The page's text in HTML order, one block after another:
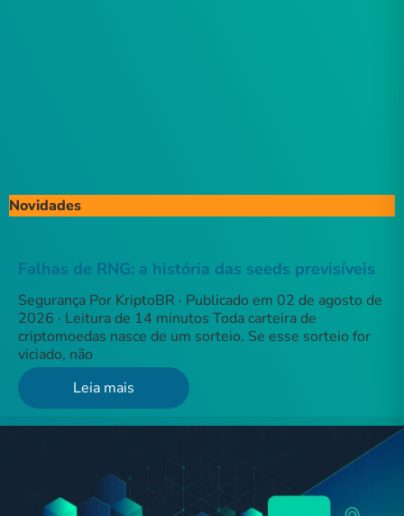
Novidades
Falhas de RNG: a história das seeds previsíveis
Segurança Por KriptoBR · Publicado em 02 de agosto de
2026 · Leitura de 14 minutos Toda carteira de
criptomoedas nasce de um sorteio. Se esse sorteio for
viciado, não
Leia mais